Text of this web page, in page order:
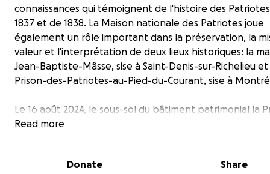
connaissances qui témoignent de l'histoire des
1837 et de 1838. La Maison nationale des Patriotes joue
également un rôle important dans la préservation, la
valeur et l'interprétation de deux lieux historiques: la
Jean-Baptiste-Mâsse, sise à Saint-Denis-sur-Richelieu et
Prison-des-Patriotes-au-Pied-du-Courant, sise à
Le 16 août 2024, le sous-sol du bâtiment patrimonial la
des-Patriotes-au-Pied-du-Courant, propriété de Télé-
dommages et nous n'avons malheureusement eu
Read more
Donate Share